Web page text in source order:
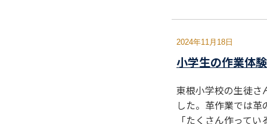
2024年11月18日
小学生の作業体
東根小学校の生徒さ
した。革作業では
「たくさん作って